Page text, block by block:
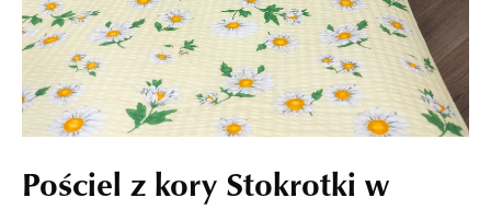
Pościel z kory Stokrotki w